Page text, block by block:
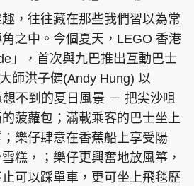
，往往藏在那些我們習以為常
之中。今個夏天，LEGO 香港
」，首次與九巴推出互動巴士
師洪子健(Andy Hung) 以
不到的夏日風景 － 把尖沙咀
菠蘿包；滿載乘客的巴士坐上
樂仔肆意在香蕉船上享受陽
糕，；樂仔更興奮地放風箏，
可以踩單車，更可坐上飛毯歷